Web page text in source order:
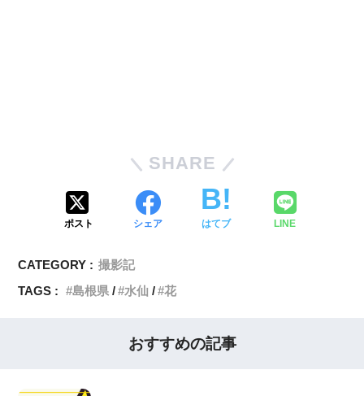
SHARE
ポスト シェア はてブ LINE
CATEGORY : 撮影記
TAGS :
島根県 水仙 花
おすすめの記事